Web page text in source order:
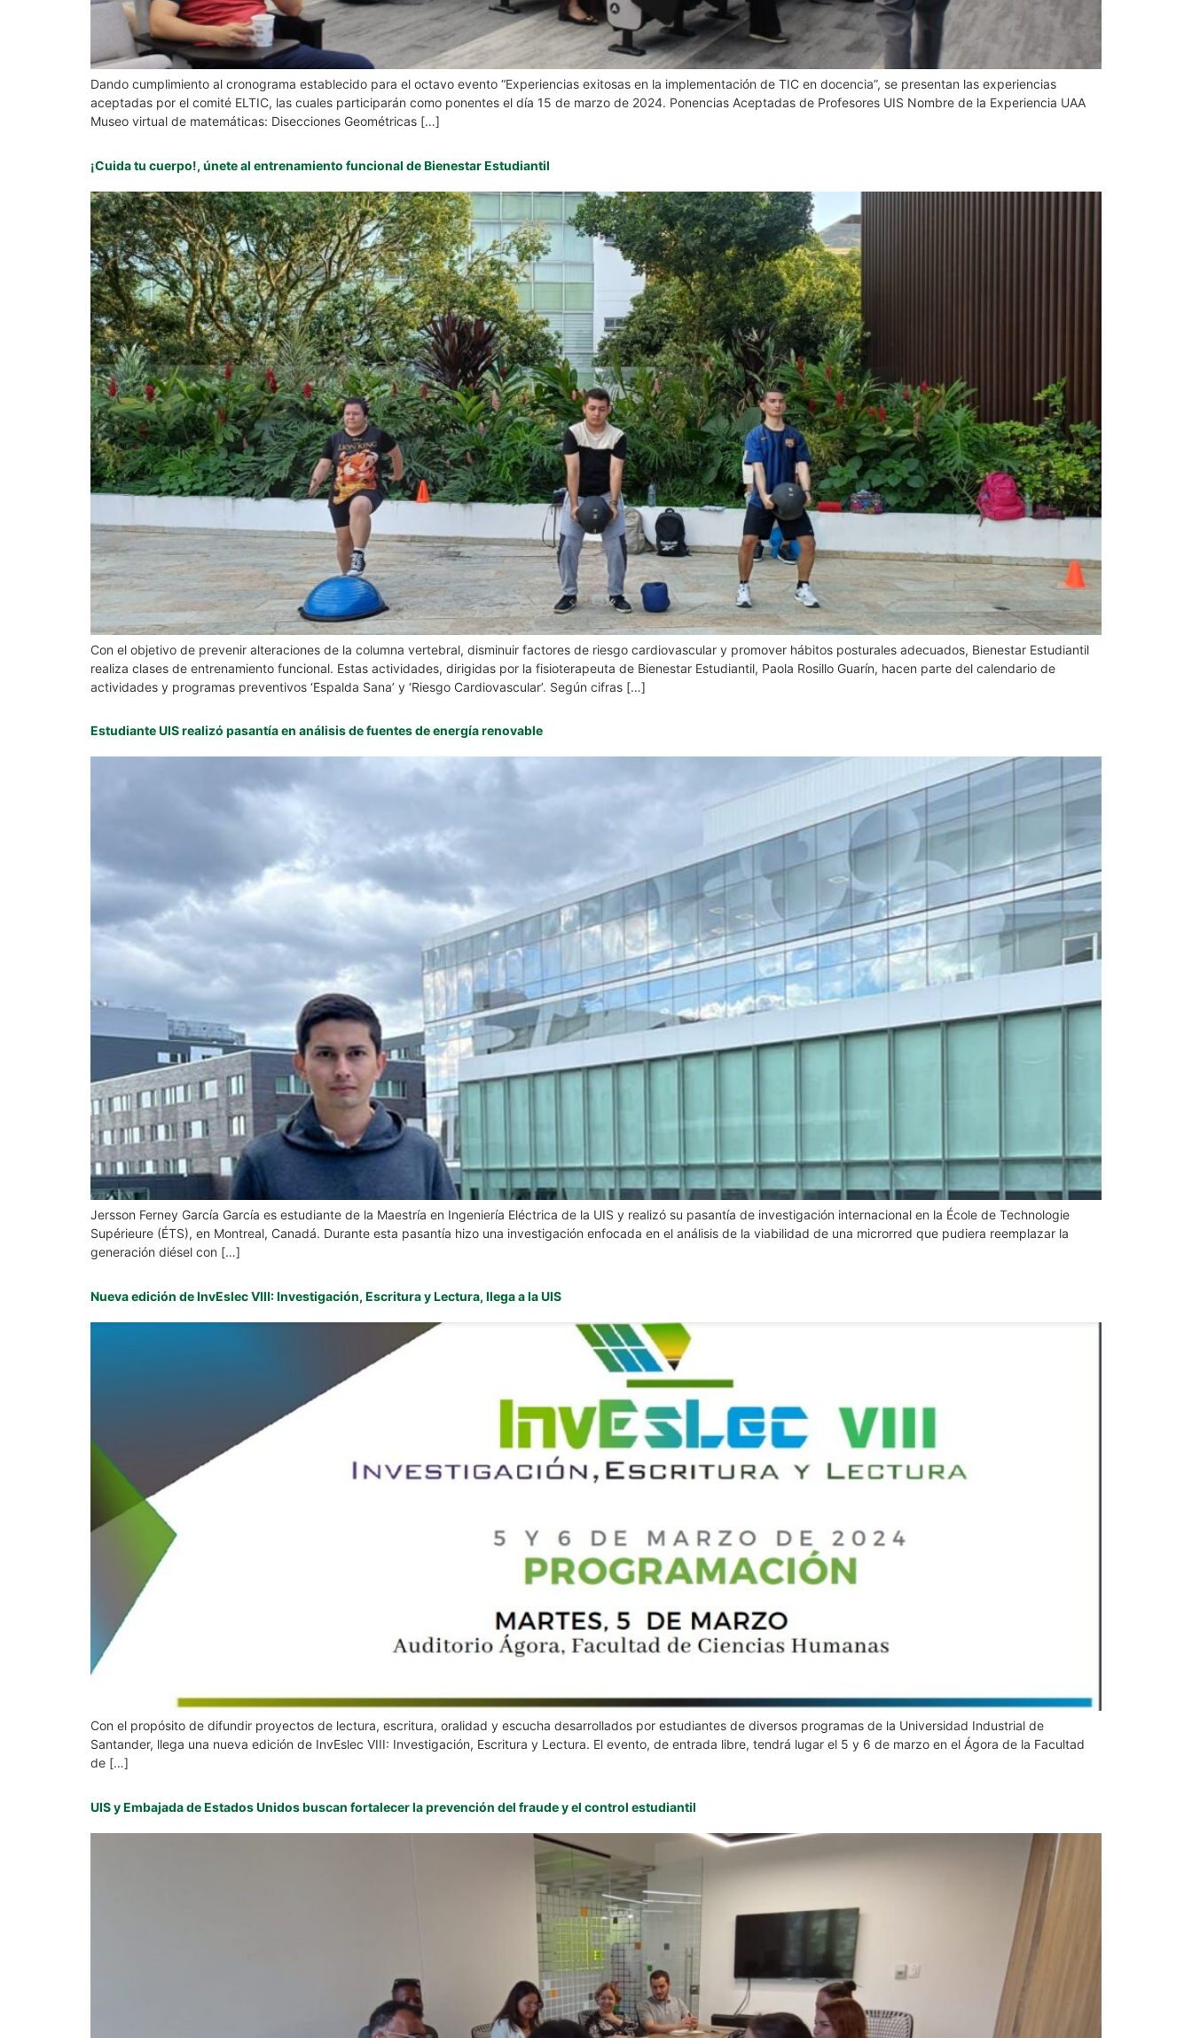
Dando cumplimiento al cronograma establecido para el octavo evento “Experiencias exitosas en la implementación de TIC en docencia”, se presentan las experiencias
aceptadas por el comité ELTIC, las cuales participarán como ponentes el día 15 de marzo de 2024. Ponencias Aceptadas de Profesores UIS Nombre de la Experiencia UAA
Museo virtual de matemáticas: Disecciones Geométricas […]
¡Cuida tu cuerpo!, únete al entrenamiento funcional de Bienestar Estudiantil
Con el objetivo de prevenir alteraciones de la columna vertebral, disminuir factores de riesgo cardiovascular y promover hábitos posturales adecuados, Bienestar Estudiantil
realiza clases de entrenamiento funcional. Estas actividades, dirigidas por la fisioterapeuta de Bienestar Estudiantil, Paola Rosillo Guarín, hacen parte del calendario de
actividades y programas preventivos ‘Espalda Sana’ y ‘Riesgo Cardiovascular’. Según cifras […]
Estudiante UIS realizó pasantía en análisis de fuentes de energía renovable
Jersson Ferney García García es estudiante de la Maestría en Ingeniería Eléctrica de la UIS y realizó su pasantía de investigación internacional en la École de Technologie
Supérieure (ÉTS), en Montreal, Canadá. Durante esta pasantía hizo una investigación enfocada en el análisis de la viabilidad de una microrred que pudiera reemplazar la
generación diésel con […]
Nueva edición de InvEslec VIII: Investigación, Escritura y Lectura, llega a la UIS
Con el propósito de difundir proyectos de lectura, escritura, oralidad y escucha desarrollados por estudiantes de diversos programas de la Universidad Industrial de
Santander, llega una nueva edición de InvEslec VIII: Investigación, Escritura y Lectura. El evento, de entrada libre, tendrá lugar el 5 y 6 de marzo en el Ágora de la Facultad
de […]
UIS y Embajada de Estados Unidos buscan fortalecer la prevención del fraude y el control estudiantil